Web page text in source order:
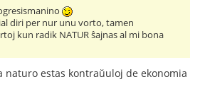
diri per nur unu vorto, tamen
kun radik NATUR ŝajnas al mi bona
naturo estas kontraŭuloj de ekonomia